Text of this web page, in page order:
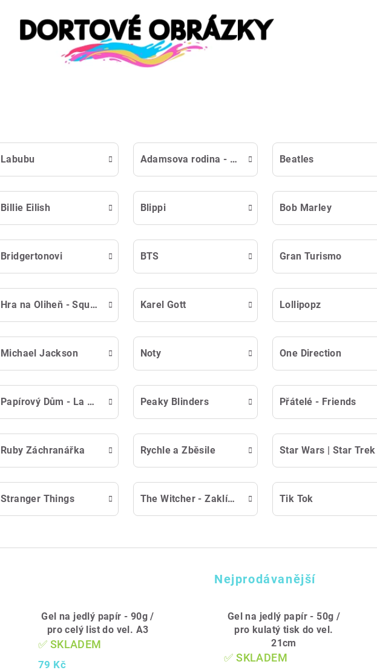
Labubu Adamsova rodina - Wednesday Beatles
Billie Eilish Blippi Bob Marley
Bridgertonovi BTS Gran Turismo
Hra na Oliheň - Squid Game Karel Gott Lollipopz
Michael Jackson Noty One Direction
Papírový Dům - La Casa del Papel Peaky Blinders Přátelé - Friends
Ruby Záchranářka Rychle a Zběsile Star Wars | Star Trek
Stranger Things The Witcher - Zaklínač Tik Tok
Nejprodávanější
Gel na jedlý papír - 90g /
pro celý list do vel. A3
✅ SKLADEM
79 Kč
Gel na jedlý papír - 50g /
pro kulatý tisk do vel.
21cm
✅ SKLADEM